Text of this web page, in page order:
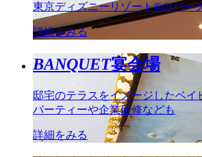
東京ディズニーリゾート®のパー
詳細をみる
BANQUET宴会場
邸宅のテラスをイメージしたベイ
パーティーや企業研修なども
詳細をみる